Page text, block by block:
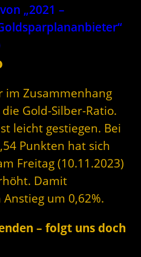
„2021 –
Zusammenhang
Gold-Silber-Ratio.
leicht gestiegen. Bei
Punkten hat sich
Freitag (10.11.2023)
Damit
um 0,62%.
– folgt uns doch